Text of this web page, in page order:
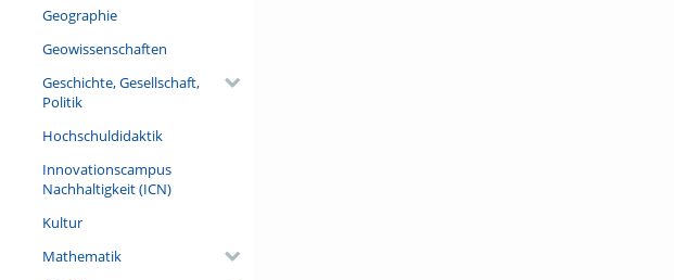
Geographie
Geowissenschaften
Geschichte, Gesellschaft,
Politik
Hochschuldidaktik
Innovationscampus
Nachhaltigkeit (ICN)
Kultur
Mathematik